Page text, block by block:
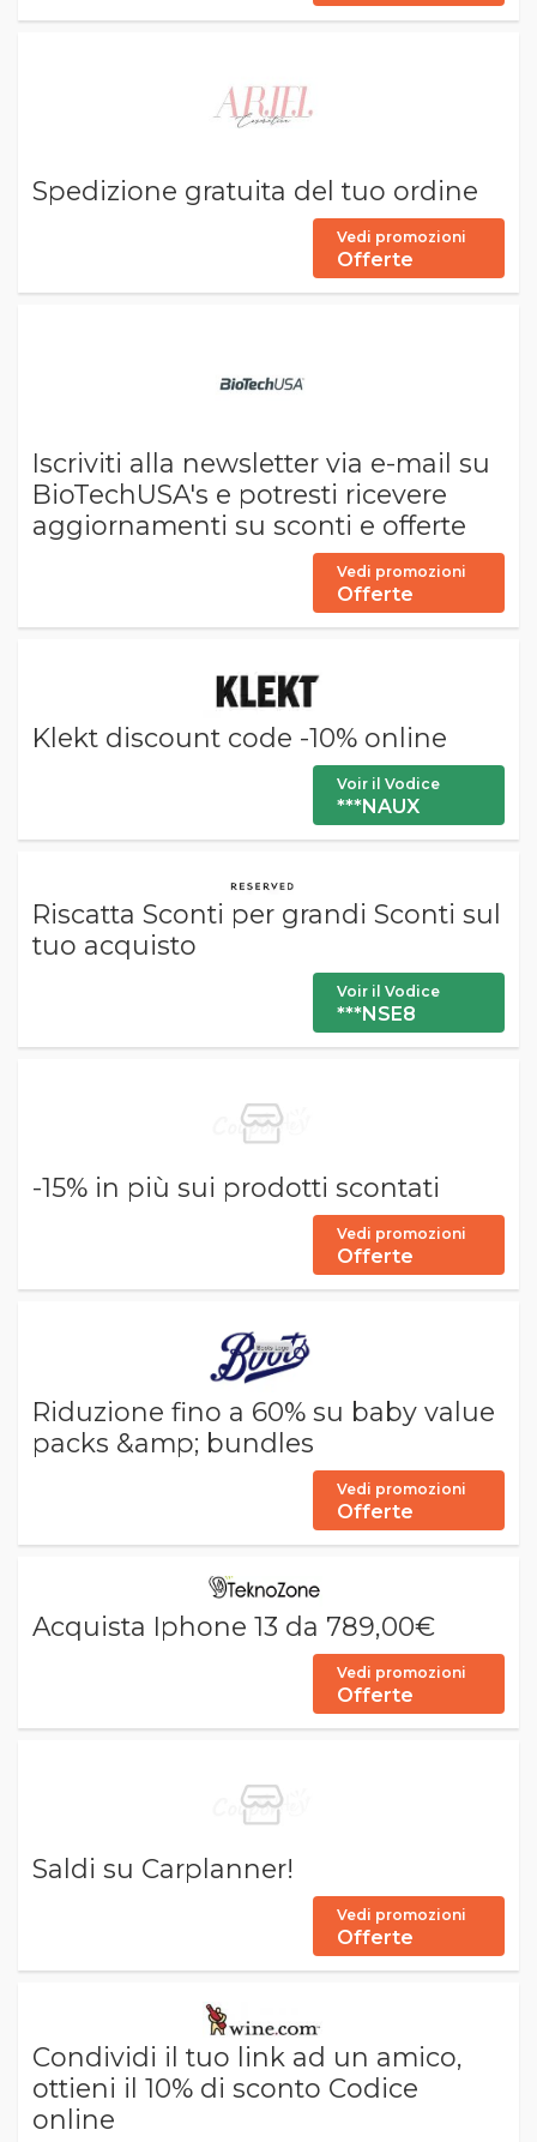
Spedizione gratuita del tuo ordine
Vedi promozioni
Offerte
Iscriviti alla newsletter via e-mail su
BioTechUSA's e potresti ricevere
aggiornamenti su sconti e offerte
Vedi promozioni
Offerte
Klekt discount code -10% online
Voir il Vodice
***NAUX
Riscatta Sconti per grandi Sconti sul
tuo acquisto
Voir il Vodice
***NSE8
-15% in più sui prodotti scontati
Vedi promozioni
Offerte
Riduzione fino a 60% su baby value
packs &amp; bundles
Vedi promozioni
Offerte
Acquista Iphone 13 da 789,00€
Vedi promozioni
Offerte
Saldi su Carplanner!
Vedi promozioni
Offerte
Condividi il tuo link ad un amico,
ottieni il 10% di sconto Codice
online